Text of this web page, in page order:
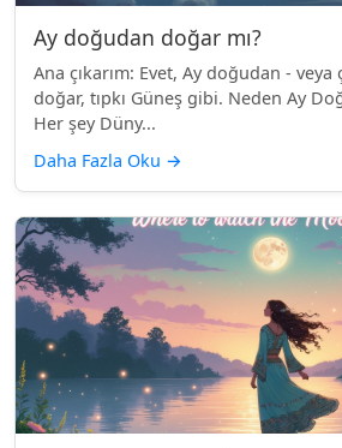
Ay doğudan doğar mı?
Ana çıkarım: Evet, Ay doğudan - veya
doğar, tıpkı Güneş gibi. Neden Ay
Her şey Düny...
Daha Fazla Oku →